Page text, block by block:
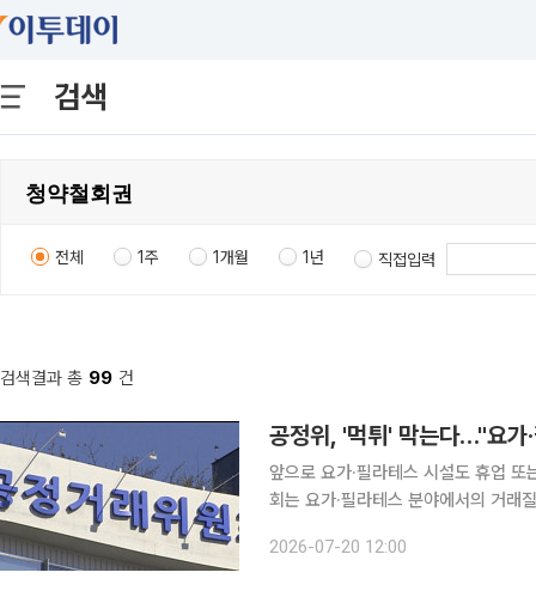
검색
전체 1주 1개월 1년 직접입력
검색결과 총 99 건
공정위, '먹튀' 막는다…"요가
앞으로 요가·필라테스 시설도 휴업 또는 폐
회는 요가·필라테스 분야에서의 거래
진 과제 중 하나다. 요가·필라테스 업
2026-07-20 12:00